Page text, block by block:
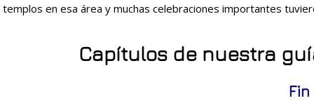
en esa área y muchas celebraciones importantes
Capítulos de nuestra